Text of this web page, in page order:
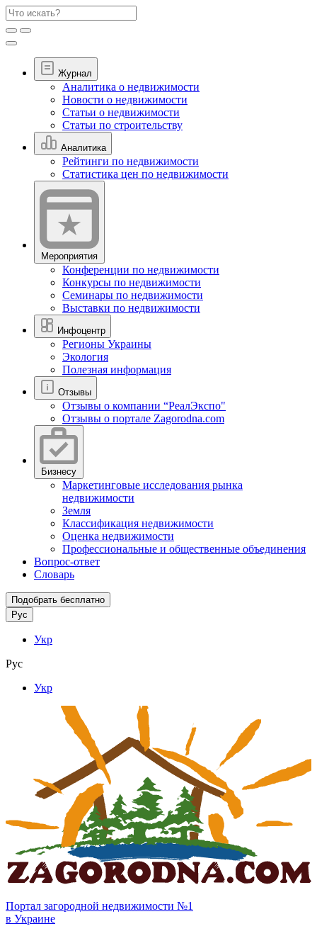
Журнал
Аналитика о недвижимости
Новости о недвижимости
Статьи о недвижимости
Статьи по строительству
Аналитика
Рейтинги по недвижимости
Статистика цен по недвижимости
Мероприятия
Конференции по недвижимости
Конкурсы по недвижимости
Семинары по недвижимости
Выставки по недвижимости
Инфоцентр
Регионы Украины
Экология
Полезная информация
Отзывы
Отзывы о компании “РеалЭкспо"
Отзывы о портале Zagorodna.com
Бизнесу
Маркетинговые исследования рынка
недвижимости
Земля
Классификация недвижимости
Оценка недвижимости
Профессиональные и общественные объединения
Вопрос-ответ
Словарь
Подобрать бесплатно
Рус
Укр
Рус
Укр
Портал загородной недвижимости №1
в Украине